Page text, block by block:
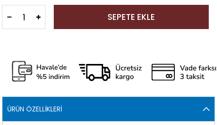
ÜRÜN ÖZELLIKLERI